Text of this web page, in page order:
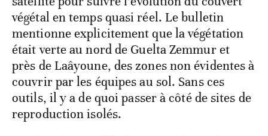
végétal en temps quasi réel. Le bulletin
mentionne explicitement que la végétation
était verte au nord de Guelta Zemmur et
près de Laâyoune, des zones non évidentes à
couvrir par les équipes au sol. Sans ces
outils, il y a de quoi passer à côté de sites de
reproduction isolés.